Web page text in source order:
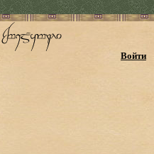
Войти